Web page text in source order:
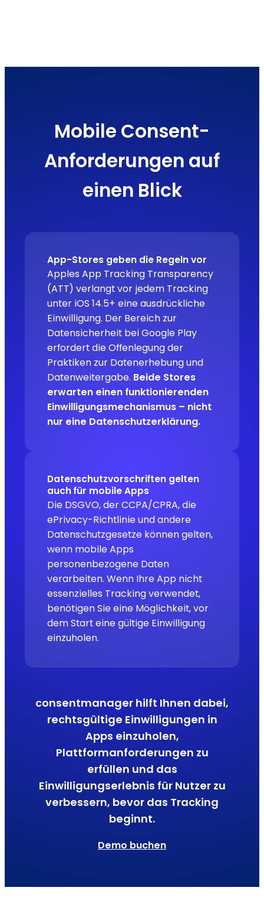
Mobile Consent-
Anforderungen auf
einen Blick
App-Stores geben die Regeln vor
Apples App Tracking Transparency
(ATT) verlangt vor jedem Tracking
unter iOS 14.5+ eine ausdrückliche
Einwilligung. Der Bereich zur
Datensicherheit bei Google Play
erfordert die Offenlegung der
Praktiken zur Datenerhebung und
Datenweitergabe. Beide Stores
erwarten einen funktionierenden
Einwilligungsmechanismus – nicht
nur eine Datenschutzerklärung.
Datenschutzvorschriften gelten
auch für mobile Apps
Die DSGVO, der CCPA/CPRA, die
ePrivacy-Richtlinie und andere
Datenschutzgesetze können gelten,
wenn mobile Apps
personenbezogene Daten
verarbeiten. Wenn Ihre App nicht
essenzielles Tracking verwendet,
benötigen Sie eine Möglichkeit, vor
dem Start eine gültige Einwilligung
einzuholen.
consentmanager hilft Ihnen dabei,
rechtsgültige Einwilligungen in
Apps einzuholen,
Plattformanforderungen zu
erfüllen und das
Einwilligungserlebnis für Nutzer zu
verbessern, bevor das Tracking
beginnt.
Demo buchen